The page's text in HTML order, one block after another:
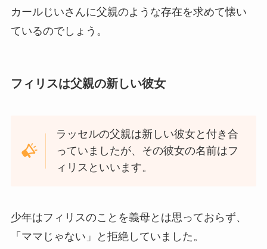
カールじいさんに父親のような存在を求めて懐い
ているのでしょう。
フィリスは父親の新しい彼女
ラッセルの父親は新しい彼女と付き合
っていましたが、その彼女の名前はフ
ィリスといいます。
少年はフィリスのことを義母とは思っておらず、
「ママじゃない」と拒絶していました。